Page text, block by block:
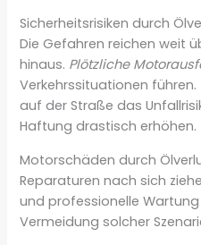
Sicherheitsrisiken durch
Die Gefahren reichen weit
hinaus. Plötzliche
Verkehrssituationen
auf der Straße das
Haftung drastisch erhöhen.
Motorschäden durch
Reparaturen nach sich
und professionelle
Vermeidung solcher